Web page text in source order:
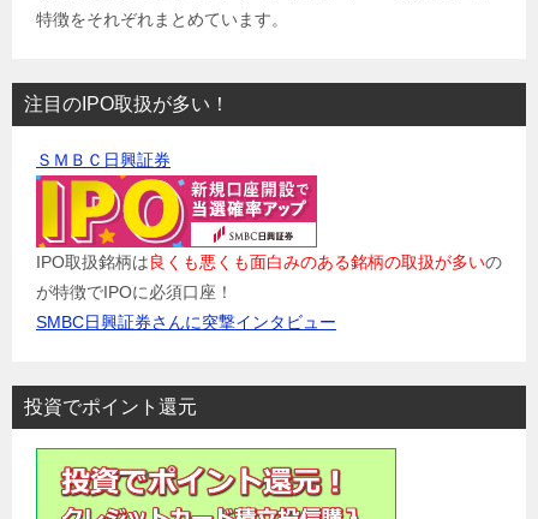
特徴をそれぞれまとめています。
注目のIPO取扱が多い！
ＳＭＢＣ日興証券
IPO取扱銘柄は良くも悪くも面白みのある銘柄の取扱が多いの
が特徴でIPOに必須口座！
SMBC日興証券さんに突撃インタビュー
投資でポイント還元